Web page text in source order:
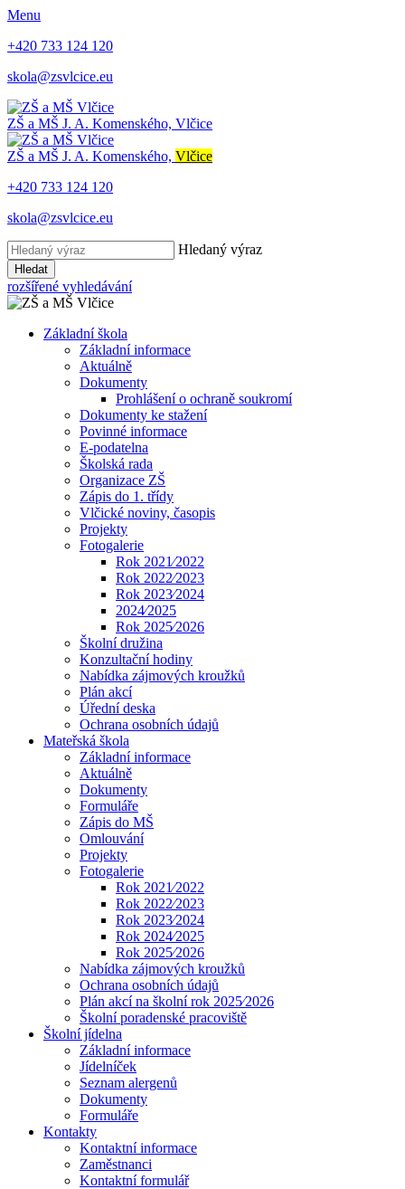
Menu
+420 733 124 120
skola@zsvlcice.eu
ZŠ a MŠ J. A. Komenského, Vlčice
ZŠ a MŠ J. A. Komenského, Vlčice
+420 733 124 120
skola@zsvlcice.eu
Hledaný výraz
Hledat
rozšířené vyhledávání
Základní škola
Základní informace
Aktuálně
Dokumenty
Prohlášení o ochraně soukromí
Dokumenty ke stažení
Povinné informace
E-podatelna
Školská rada
Organizace ZŠ
Zápis do 1. třídy
Vlčické noviny, časopis
Projekty
Fotogalerie
Rok 2021⁄2022
Rok 2022⁄2023
Rok 2023⁄2024
2024⁄2025
Rok 2025⁄2026
Školní družina
Konzultační hodiny
Nabídka zájmových kroužků
Plán akcí
Úřední deska
Ochrana osobních údajů
Mateřská škola
Základní informace
Aktuálně
Dokumenty
Formuláře
Zápis do MŠ
Omlouvání
Projekty
Fotogalerie
Rok 2021⁄2022
Rok 2022⁄2023
Rok 2023⁄2024
Rok 2024⁄2025
Rok 2025⁄2026
Nabídka zájmových kroužků
Ochrana osobních údajů
Plán akcí na školní rok 2025⁄2026
Školní poradenské pracoviště
Školní jídelna
Základní informace
Jídelníček
Seznam alergenů
Dokumenty
Formuláře
Kontakty
Kontaktní informace
Zaměstnanci
Kontaktní formulář